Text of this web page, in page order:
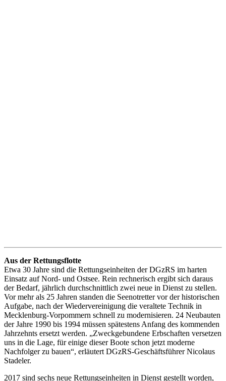
Aus der Rettungsflotte
Etwa 30 Jahre sind die Rettungseinheiten der DGzRS im harten
Einsatz auf Nord- und Ostsee. Rein rechnerisch ergibt sich daraus
der Bedarf, jährlich durchschnittlich zwei neue in Dienst zu stellen.
Vor mehr als 25 Jahren standen die Seenotretter vor der historischen
Aufgabe, nach der Wiedervereinigung die veraltete Technik in
Mecklenburg-Vorpommern schnell zu modernisieren. 24 Neubauten
der Jahre 1990 bis 1994 müssen spätestens Anfang des kommenden
Jahrzehnts ersetzt werden. „Zweckgebundene Erbschaften versetzen
uns in die Lage, für einige dieser Boote schon jetzt moderne
Nachfolger zu bauen“, erläutert DGzRS-Geschäftsführer Nicolaus
Stadeler.
2017 sind sechs neue Rettungseinheiten in Dienst gestellt worden,